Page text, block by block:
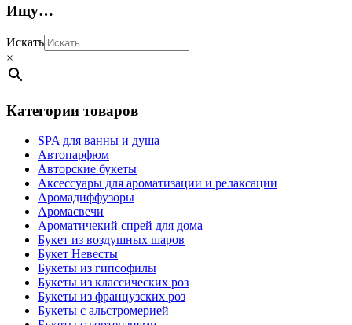
Ищу…
Искать
×
Категории товаров
SPA для ванны и душа
Автопарфюм
Авторские букеты
Аксессуары для ароматизации и релаксации
Аромадиффузоры
Аромасвечи
Ароматичекий спрей для дома
Букет из воздушных шаров
Букет Невесты
Букеты из гипсофилы
Букеты из классических роз
Букеты из французских роз
Букеты с альстромерией